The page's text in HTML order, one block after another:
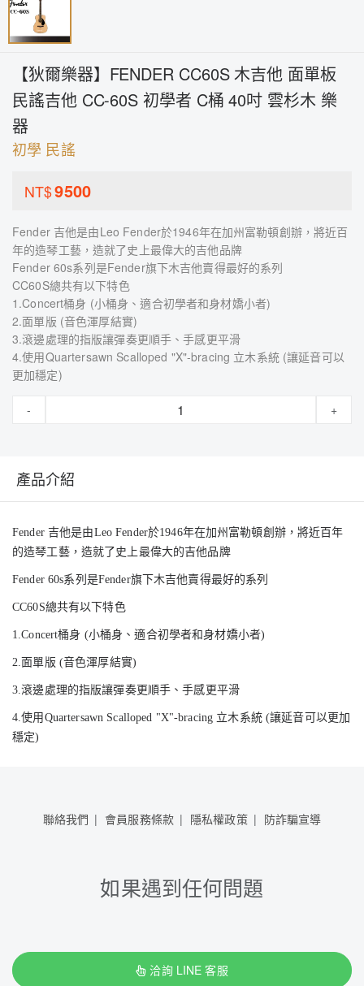
【狄爾樂器】FENDER CC60S 木吉他 面單板
民謠吉他 CC-60S 初學者 C桶 40吋 雲杉木 樂
器
初學 民謠
NT$9500
Fender 吉他是由Leo Fender於1946年在加州富勒頓創辦，將近百
年的造琴工藝，造就了史上最偉大的吉他品牌
Fender 60s系列是Fender旗下木吉他賣得最好的系列
CC60S總共有以下特色
1.Concert桶身 (小桶身、適合初學者和身材嬌小者)
2.面單版 (音色渾厚結實)
3.滾邊處理的指版讓彈奏更順手、手感更平滑
4.使用Quartersawn Scalloped "X"-bracing 立木系統 (讓延音可以
更加穩定)
- +
產品介紹
Fender 吉他是由Leo Fender於1946年在加州富勒頓創辦，將近百年
的造琴工藝，造就了史上最偉大的吉他品牌
Fender 60s系列是Fender旗下木吉他賣得最好的系列
CC60S總共有以下特色
1.Concert桶身 (小桶身、適合初學者和身材嬌小者)
2.面單版 (音色渾厚結實)
3.滾邊處理的指版讓彈奏更順手、手感更平滑
4.使用Quartersawn Scalloped "X"-bracing 立木系統 (讓延音可以更加
穩定)
聯絡我們 會員服務條款 隱私權政策 防詐騙宣導
如果遇到任何問題
洽詢 LINE 客服